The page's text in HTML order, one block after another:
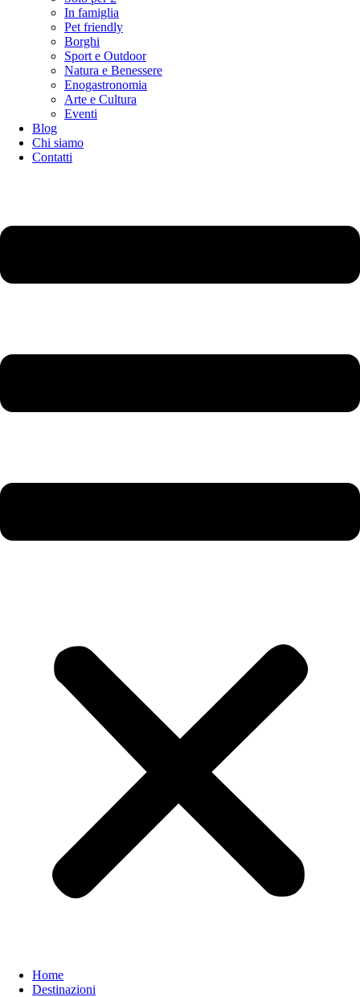
In famiglia
Pet friendly
Borghi
Sport e Outdoor
Natura e Benessere
Enogastronomia
Arte e Cultura
Eventi
Blog
Chi siamo
Contatti
Home
Destinazioni